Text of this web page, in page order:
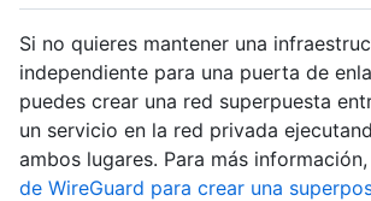
Si no quieres mantener una
independiente para una puerta de
puedes crear una red superpuesta
un servicio en la red privada
ambos lugares. Para más
de WireGuard para crear una